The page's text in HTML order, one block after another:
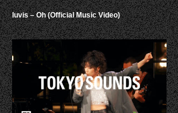
luvis – Oh (Official Music Video)